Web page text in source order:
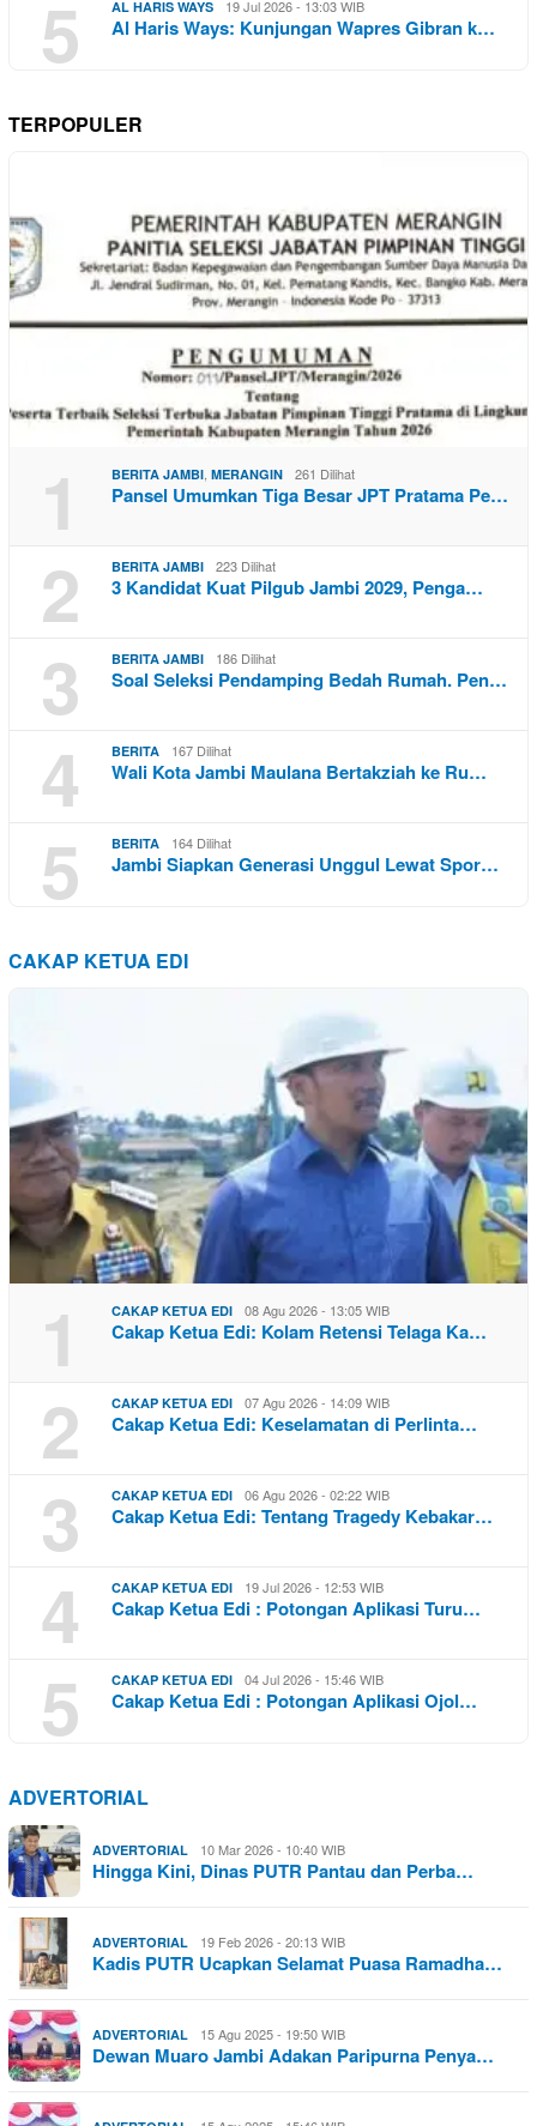
5 AL HARIS WAYS 19 Jul 2026 - 13:03 WIB
Al Haris Ways: Kunjungan Wapres Gibran k…
TERPOPULER
1 BERITA JAMBI, MERANGIN 261 Dilihat
Pansel Umumkan Tiga Besar JPT Pratama Pe…
2 BERITA JAMBI 223 Dilihat
3 Kandidat Kuat Pilgub Jambi 2029, Penga…
3 BERITA JAMBI 186 Dilihat
Soal Seleksi Pendamping Bedah Rumah. Pen…
4 BERITA 167 Dilihat
Wali Kota Jambi Maulana Bertakziah ke Ru…
5 BERITA 164 Dilihat
Jambi Siapkan Generasi Unggul Lewat Spor…
CAKAP KETUA EDI
1 CAKAP KETUA EDI 08 Agu 2026 - 13:05 WIB
Cakap Ketua Edi: Kolam Retensi Telaga Ka…
2 CAKAP KETUA EDI 07 Agu 2026 - 14:09 WIB
Cakap Ketua Edi: Keselamatan di Perlinta…
3 CAKAP KETUA EDI 06 Agu 2026 - 02:22 WIB
Cakap Ketua Edi: Tentang Tragedy Kebakar…
4 CAKAP KETUA EDI 19 Jul 2026 - 12:53 WIB
Cakap Ketua Edi : Potongan Aplikasi Turu…
5 CAKAP KETUA EDI 04 Jul 2026 - 15:46 WIB
Cakap Ketua Edi : Potongan Aplikasi Ojol…
ADVERTORIAL
ADVERTORIAL 10 Mar 2026 - 10:40 WIB
Hingga Kini, Dinas PUTR Pantau dan Perba…
ADVERTORIAL 19 Feb 2026 - 20:13 WIB
Kadis PUTR Ucapkan Selamat Puasa Ramadha…
ADVERTORIAL 15 Agu 2025 - 19:50 WIB
Dewan Muaro Jambi Adakan Paripurna Penya…